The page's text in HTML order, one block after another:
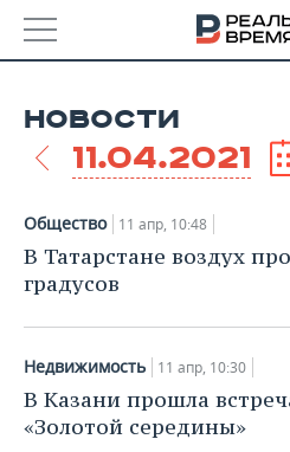
УДМУРТИЯ
НОВОСТИ
НОВОСТИ АНАЛИТИКИ
ДЕКЛАРАЦИИ О ДОХОДАХ
КОРОЛИ ГОСЗАКАЗА ПФО
ВУЗЫ ТАТАРСТАНА
ЭКОНОМИКА
НОВОСТИ ЭКОНОМИКИ
ФИНАНСЫ
БАНКИ
НОВОСТИ
ПРОМЫШЛЕННОСТИ
АГРОПРОМ
НЕДВИЖИМОСТЬ
НОВОСТИ НЕДВИЖИМОСТИ
АВТО
НОВОСТИ
11.04.2021
Общество 11 апр, 10:48
В Татарстане воздух
градусов
Недвижимость 11 апр, 10:30
В Казани прошла
«Золотой середины»